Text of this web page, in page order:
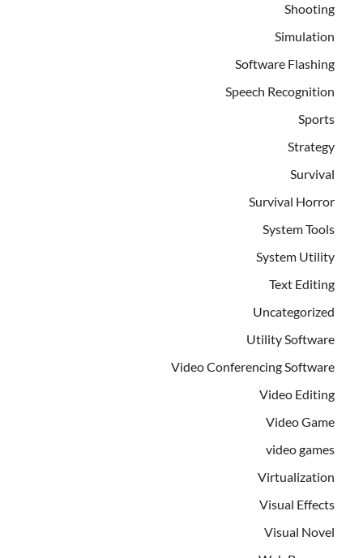
Shooting
Simulation
Software Flashing
Speech Recognition
Sports
Strategy
Survival
Survival Horror
System Tools
System Utility
Text Editing
Uncategorized
Utility Software
Video Conferencing Software
Video Editing
Video Game
video games
Virtualization
Visual Effects
Visual Novel